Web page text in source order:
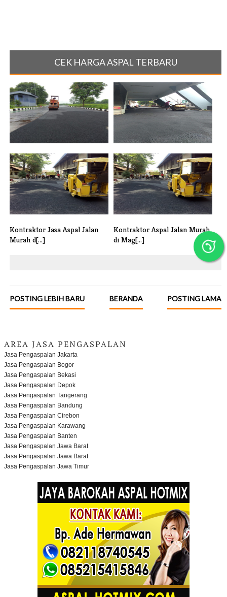
CEK HARGA ASPAL TERBARU
Jasa Pengaspalan Hotmix
Cirebon Ter[...]
Berapa Suhu Aspal Saat
Penghamparan[...]
Kontraktor Jasa Aspal Jalan
Murah d[...]
Kontraktor Aspal Jalan Murah
di Mag[...]
POSTING LEBIH BARU POSTING LAMA
BERANDA
AREA JASA PENGASPALAN
Jasa Pengaspalan Jakarta
Jasa Pengaspalan Bogor
Jasa Pengaspalan Bekasi
Jasa Pengaspalan Depok
Jasa Pengaspalan Tangerang
Jasa Pengaspalan Bandung
Jasa Pengaspalan Cirebon
Jasa Pengaspalan Karawang
Jasa Pengaspalan Banten
Jasa Pengaspalan Jawa Barat
Jasa Pengaspalan Jawa Barat
Jasa Pengaspalan Jawa Timur